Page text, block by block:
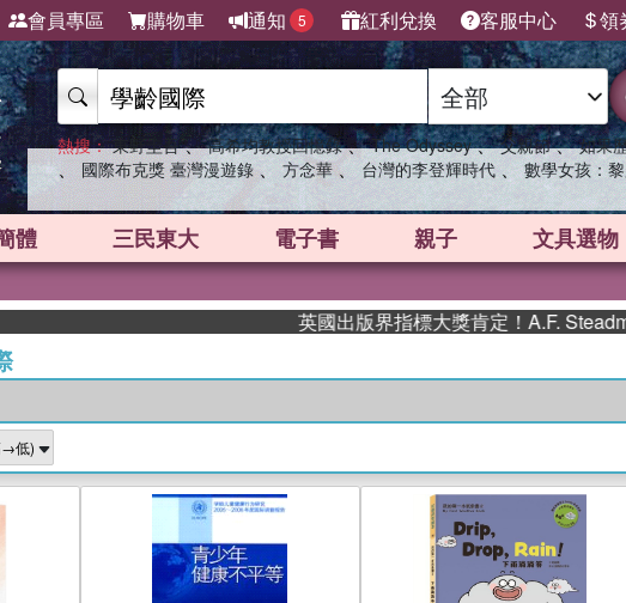
會員專區 購物車 通知 5 紅利兌換 客服中心 領
熱搜： 東野圭吾 、 高希均教授回憶錄 、 The Odyssey 、 父親節 、 如果
、 國際布克獎 臺灣漫遊錄 、 方念華 、 台灣的李登輝時代 、 數學女孩：
體 三民東大 電子書 親子 文具選物
英國出版界指標大獎肯定！A.F. Steadman 獲年